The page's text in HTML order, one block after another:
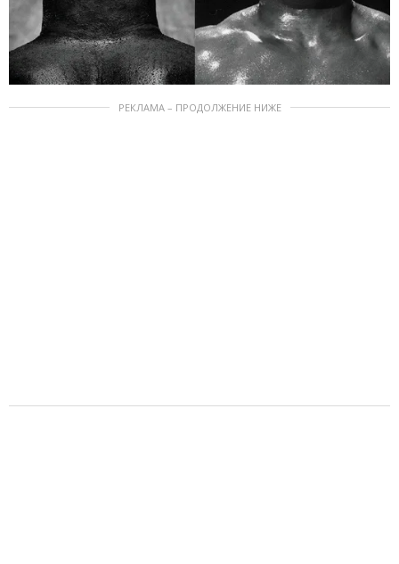
РЕКЛАМА – ПРОДОЛЖЕНИЕ НИЖЕ